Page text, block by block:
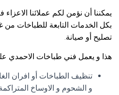
يمكننا أن نؤمن لكم عملائنا
بكل الخدمات التابعة للطباخات من
تصليح أو صيانة.
هذا و يعمل فني طباخات الاحمدي
تنظيف الطباخات أو افران
و الشحوم و الاوساخ